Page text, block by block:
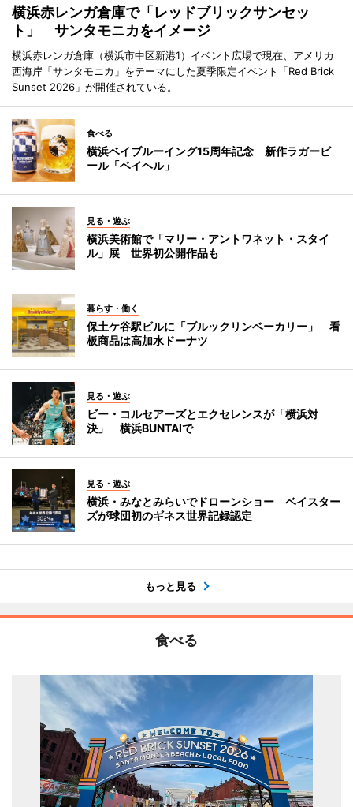
横浜赤レンガ倉庫で「レッドブリックサンセッ
ト」 サンタモニカをイメージ
横浜赤レンガ倉庫（横浜市中区新港1）イベント広場で現在、アメリカ
西海岸「サンタモニカ」をテーマにした夏季限定イベント「Red Brick
Sunset 2026」が開催されている。
食べる
横浜ベイブルーイング15周年記念 新作ラガービ
ール「ベイヘル」
見る・遊ぶ
横浜美術館で「マリー・アントワネット・スタイ
ル」展 世界初公開作品も
暮らす・働く
保土ケ谷駅ビルに「ブルックリンベーカリー」 看
板商品は高加水ドーナツ
見る・遊ぶ
ビー・コルセアーズとエクセレンスが「横浜対
決」 横浜BUNTAIで
見る・遊ぶ
横浜・みなとみらいでドローンショー ベイスター
ズが球団初のギネス世界記録認定
もっと見る
食べる